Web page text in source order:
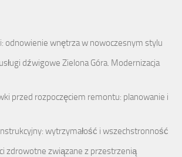
odnowienie wnętrza w nowoczesnym stylu
dźwigowe Zielona Góra. Modernizacja
przed rozpoczęciem remontu: planowanie i
wytrzymałość i wszechstronność
zdrowotne związane z przestrzenią